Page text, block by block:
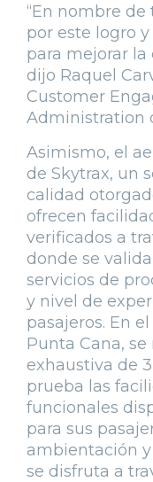
“En nombre de
por este logro
para mejorar la
dijo Raquel
Customer
Administration
Asimismo, el
de Skytrax, un
calidad
ofrecen
verificados a
donde se
servicios de
y nivel de
pasajeros. En
Punta Cana,
exhaustiva de
prueba las
funcionales
para sus
ambientación
se disfruta a